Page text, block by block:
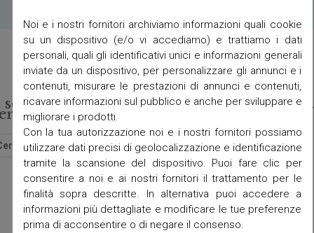
we can’t find what you’re looking for.
searching can help.
Noi e i nostri fornitori archiviamo informazioni quali cookie
su un dispositivo (e/o vi accediamo) e trattiamo i dati
personali, quali gli identificativi unici e informazioni generali
inviate da un dispositivo, per personalizzare gli annunci e i
contenuti, misurare le prestazioni di annunci e contenuti,
ricavare informazioni sul pubblico e anche per sviluppare e
migliorare i prodotti.
Con la tua autorizzazione noi e i nostri fornitori possiamo
utilizzare dati precisi di geolocalizzazione e identificazione
tramite la scansione del dispositivo. Puoi fare clic per
consentire a noi e ai nostri fornitori il trattamento per le
finalità sopra descritte. In alternativa puoi accedere a
informazioni più dettagliate e modificare le tue preferenze
prima di acconsentire o di negare il consenso.